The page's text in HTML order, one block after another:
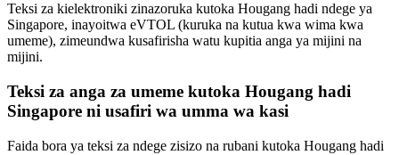
Teksi za kielektroniki zinazoruka kutoka Hougang hadi ndege ya
Singapore, inayoitwa eVTOL (kuruka na kutua kwa wima kwa
umeme), zimeundwa kusafirisha watu kupitia anga ya mijini na
mijini.
Teksi za anga za umeme kutoka Hougang hadi
Singapore ni usafiri wa umma wa kasi
Faida bora ya teksi za ndege zisizo na rubani kutoka Hougang hadi